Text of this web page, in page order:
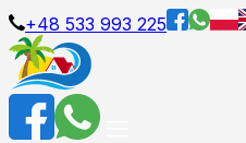
+48 533 993 225